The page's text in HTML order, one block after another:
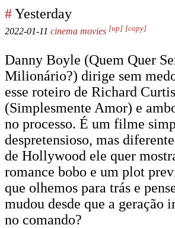
#Yesterday
2022-01-11 cinema movies [up] [copy]
Danny Boyle (Quem Quer
Milionário?) dirige sem
esse roteiro de Richard Curtis
(Simplesmente Amor) e
no processo. É um filme
despretensioso, mas
de Hollywood ele quer
romance bobo e um plot
que olhemos para trás e
mudou desde que a geração
no comando?